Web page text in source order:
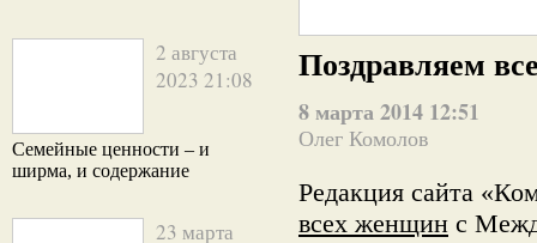
2 августа
2023 21:08
Семейные ценности – и
ширма, и содержание
23 марта
Поздравляем
8 марта 2014 12:51
Олег Комолов
Редакция сайта
всех женщин с